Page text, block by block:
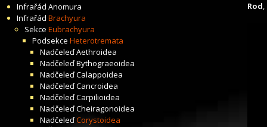
Infrařád Anomura
Infrařád Brachyura
Sekce Eubrachyura
Podsekce Heterotremata
NadčeleďAethroidea
NadčeleďBythograeoidea
NadčeleďCalappoidea
NadčeleďCancroidea
NadčeleďCarpilioidea
NadčeleďCheiragonoidea
NadčeleďCorystoidea
Rod,